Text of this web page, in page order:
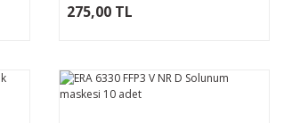
275,00 TL